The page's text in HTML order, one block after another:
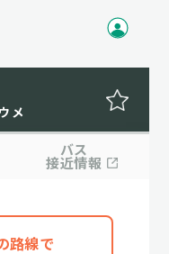
メ
バス
接近情報
路線で